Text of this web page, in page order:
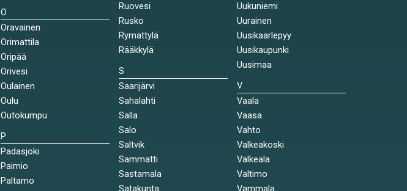
O
Oravainen
Orimattila
Oripää
Orivesi
Oulainen
Oulu
Outokumpu
P
Padasjoki
Paimio
Paltamo
Ruovesi
Rusko
Rymättylä
Rääkkylä
S
Saarijärvi
Sahalahti
Salla
Salo
Saltvik
Sammatti
Sastamala
Satakunta
Uukuniemi
Uurainen
Uusikaarlepyy
Uusikaupunki
Uusimaa
V
Vaala
Vaasa
Vahto
Valkeakoski
Valkeala
Valtimo
Vammala